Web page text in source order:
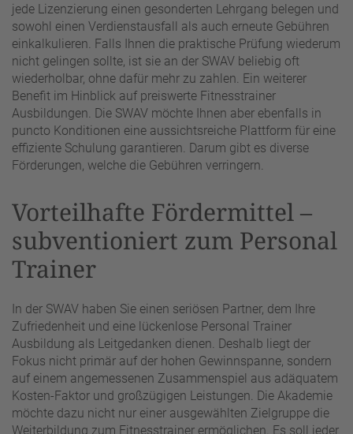
jede Lizenzierung einen gesonderten Lehrgang belegen und
sowohl einen Verdienstausfall als auch erneute Gebühren
einkalkulieren. Falls Ihnen die praktische Prüfung wiederum
nicht gelingen sollte, ist sie an der SWAV beliebig oft
wiederholbar, ohne dafür mehr zu zahlen. Ein weiterer
Benefit im Hinblick auf preiswerte Fitnesstrainer
Ausbildungen. Die SWAV möchte Ihnen aber ebenfalls in
puncto Konditionen eine aussichtsreiche Plattform für eine
effiziente Schulung garantieren. Darum gibt es diverse
Förderungen, welche die Gebühren verringern.
Vorteilhafte Fördermittel –
subventioniert zum Personal
Trainer
In der SWAV haben Sie einen seriösen Partner, dem Ihre
Zufriedenheit und eine lückenlose Personal Trainer
Ausbildung als Leitgedanken dienen. Deshalb liegt der
Fokus nicht primär auf der hohen Gewinnspanne, sondern
auf einem angemessenen Zusammenspiel aus adäquatem
Kosten-Faktor und großzügigen Leistungen. Die Akademie
möchte dazu nicht nur einer ausgewählten Zielgruppe die
Weiterbildung zum Fitnesstrainer ermöglichen. Es soll jeder